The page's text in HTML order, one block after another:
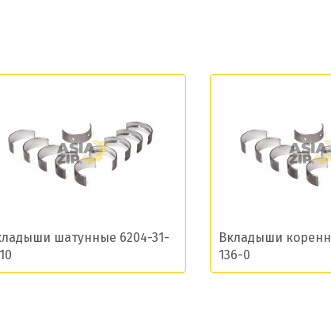
и получение новостей
шатунные 6204-31-
Вкладыши
136-0